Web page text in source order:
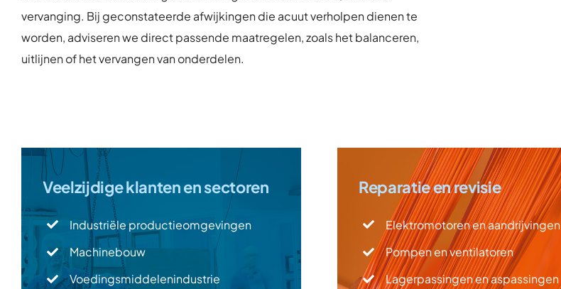
vervanging. Bij geconstateerde afwijkingen die acuut verholpen dienen te
worden, adviseren we direct passende maatregelen, zoals het balanceren,
uitlijnen of het vervangen van onderdelen.
Veelzijdige klanten en sectoren
Industriële productieomgevingen
Machinebouw
Voedingsmiddelenindustrie
Reparatie en revisie
Elektromotoren en aandrijvingen
Pompen en ventilatoren
Lagerpassingen en aspassingen